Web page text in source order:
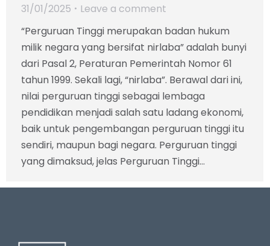
31/01/2025
Leave a comment
“Perguruan Tinggi merupakan badan hukum
milik negara yang bersifat nirlaba” adalah bunyi
dari Pasal 2, Peraturan Pemerintah Nomor 61
tahun 1999. Sekali lagi, “nirlaba”. Berawal dari ini,
nilai perguruan tinggi sebagai lembaga
pendidikan menjadi salah satu ladang ekonomi,
baik untuk pengembangan perguruan tinggi itu
sendiri, maupun bagi negara. Perguruan tinggi
yang dimaksud, jelas Perguruan Tinggi…